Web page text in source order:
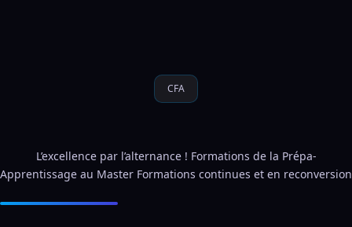
CFA
L’excellence par l’alternance ! Formations de la Prépa-
Apprentissage au Master Formations continues et en reconversion